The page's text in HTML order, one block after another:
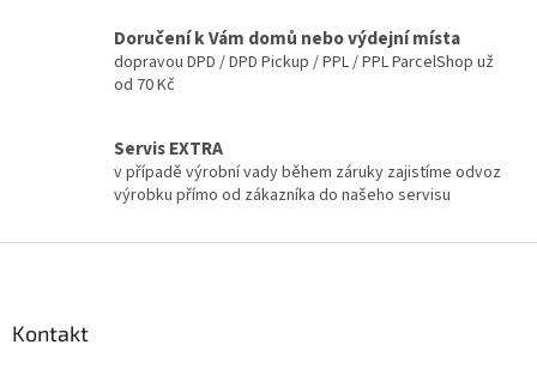
v
k
y
i
s
Doručení k Vám domů nebo výdejní místa
dopravou DPD / DPD Pickup / PPL / PPL ParcelShop už
od 70 Kč
Servis EXTRA
v případě výrobní vady během záruky zajistíme odvoz
výrobku přímo od zákazníka do našeho servisu
Kontakt